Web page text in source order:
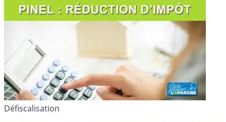
Défiscalisation